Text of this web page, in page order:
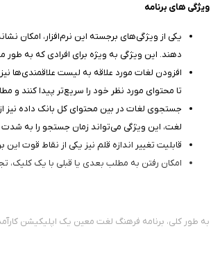
ویژگی های برنامه
یکی از ویژگی‌های برجسته این نرم‌افزار، امکان
دهند. این ویژگی به ویژه برای افرادی که به طور
افزودن لغات مورد علاقه به لیست علاقمندی‌ها
تا محتوای مورد نظر خود را سریع‌تر پیدا کنند و
جستجوی لغات در بین محتوای کل بانک داده نیز
لغت، این ویژگی می‌تواند زمان جستجو را به
قابلیت تغییر اندازه قلم نیز یکی از نقاط قوت
امکان رفتن به مطلب بعدی یا قبلی با یک کلیک،
به طور کلی، برنامه فرهنگ لغت معین یک اپلیکیشن